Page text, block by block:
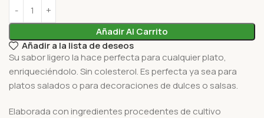
Añadir Al Carrito
Añadir a la lista de deseos
Su sabor ligero la hace perfecta para cualquier plato,
enriqueciéndolo. Sin colesterol. Es perfecta ya sea para
platos salados o para decoraciones de dulces o salsas.
Elaborada con ingredientes procedentes de cultivo